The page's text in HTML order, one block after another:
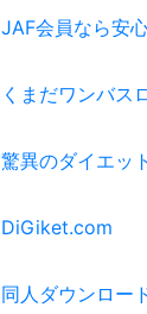
JAF会員なら安
くまだワンバス
驚異のダイエッ
DiGiket.com
同人ダウンロー